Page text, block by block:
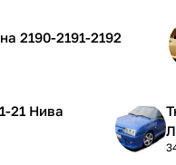
Тюнинг на 2190-2191-2192